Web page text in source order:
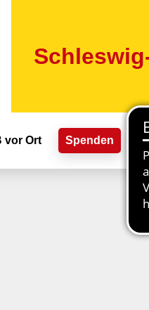
vor Ort Spenden